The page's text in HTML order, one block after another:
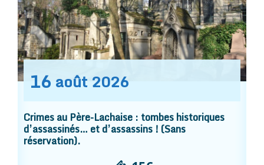
16 août 2026
Crimes au Père-Lachaise : tombes historiques
d’assassinés… et d’assassins ! (Sans
réservation).